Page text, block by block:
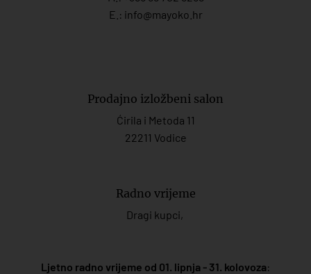
E.: info@mayoko. hr
Prodajno izložbeni salon
Ćirila i Metoda 11
22211 Vodice
Radno vrijeme
Dragi kupci,
Ljetno radno vrijeme od 01. lipnja - 31. kolovoza: